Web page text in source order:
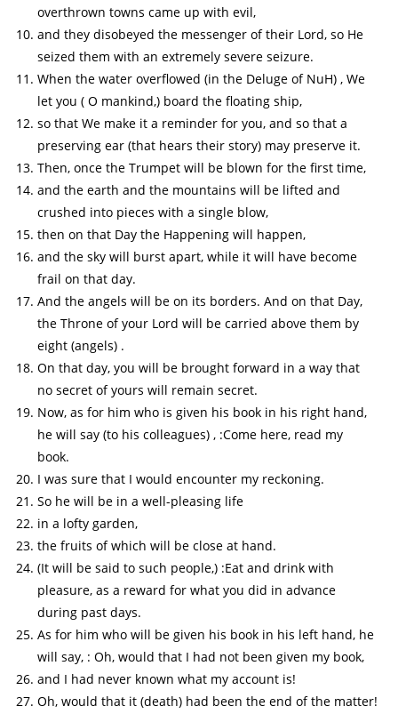
overthrown towns came up with evil,
and they disobeyed the messenger of their Lord, so He
seized them with an extremely severe seizure.
When the water overflowed (in the Deluge of NuH) , We
let you ( O mankind,) board the floating ship,
so that We make it a reminder for you, and so that a
preserving ear (that hears their story) may preserve it.
Then, once the Trumpet will be blown for the first time,
and the earth and the mountains will be lifted and
crushed into pieces with a single blow,
then on that Day the Happening will happen,
and the sky will burst apart, while it will have become
frail on that day.
And the angels will be on its borders. And on that Day,
the Throne of your Lord will be carried above them by
eight (angels) .
On that day, you will be brought forward in a way that
no secret of yours will remain secret.
Now, as for him who is given his book in his right hand,
he will say (to his colleagues) , :Come here, read my
book.
I was sure that I would encounter my reckoning.
So he will be in a well-pleasing life
in a lofty garden,
the fruits of which will be close at hand.
(It will be said to such people,) :Eat and drink with
pleasure, as a reward for what you did in advance
during past days.
As for him who will be given his book in his left hand, he
will say, : Oh, would that I had not been given my book,
and I had never known what my account is!
Oh, would that it (death) had been the end of the matter!